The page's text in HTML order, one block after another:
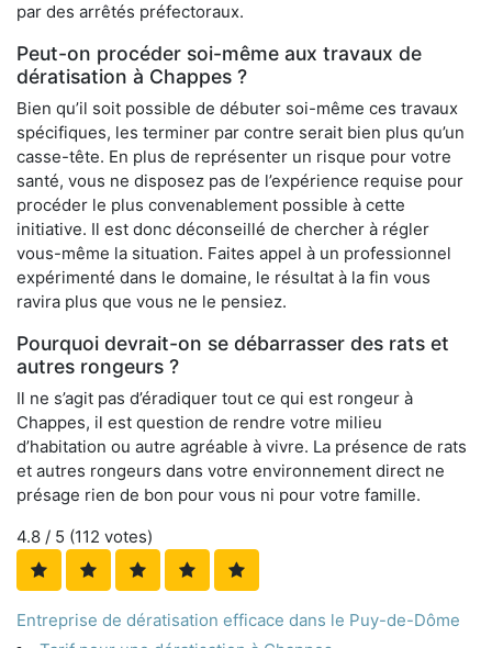
par des arrêtés préfectoraux.
Peut-on procéder soi-même aux travaux de
dératisation à Chappes ?
Bien qu’il soit possible de débuter soi-même ces travaux
spécifiques, les terminer par contre serait bien plus qu’un
casse-tête. En plus de représenter un risque pour votre
santé, vous ne disposez pas de l’expérience requise pour
procéder le plus convenablement possible à cette
initiative. Il est donc déconseillé de chercher à régler
vous-même la situation. Faites appel à un professionnel
expérimenté dans le domaine, le résultat à la fin vous
ravira plus que vous ne le pensiez.
Pourquoi devrait-on se débarrasser des rats et
autres rongeurs ?
Il ne s’agit pas d’éradiquer tout ce qui est rongeur à
Chappes, il est question de rendre votre milieu
d’habitation ou autre agréable à vivre. La présence de rats
et autres rongeurs dans votre environnement direct ne
présage rien de bon pour vous ni pour votre famille.
4.8 / 5 (112 votes)
Entreprise de dératisation efficace dans le Puy-de-Dôme